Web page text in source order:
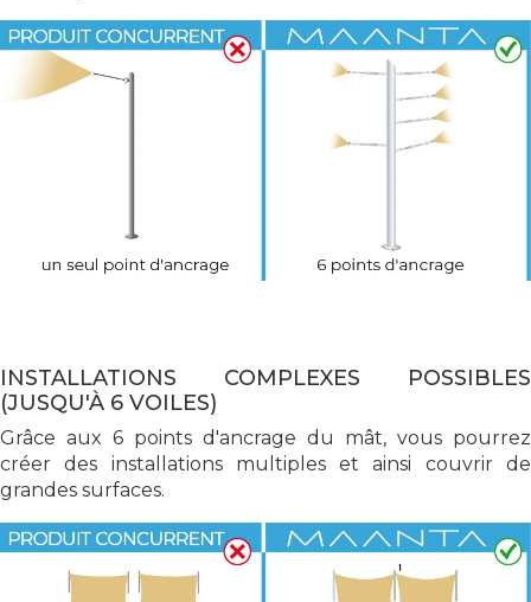
INSTALLATIONS COMPLEXES POSSIBLES
(JUSQU'À 6 VOILES)
Grâce aux 6 points d'ancrage du mât, vous pourrez
créer des installations multiples et ainsi couvrir de
grandes surfaces.